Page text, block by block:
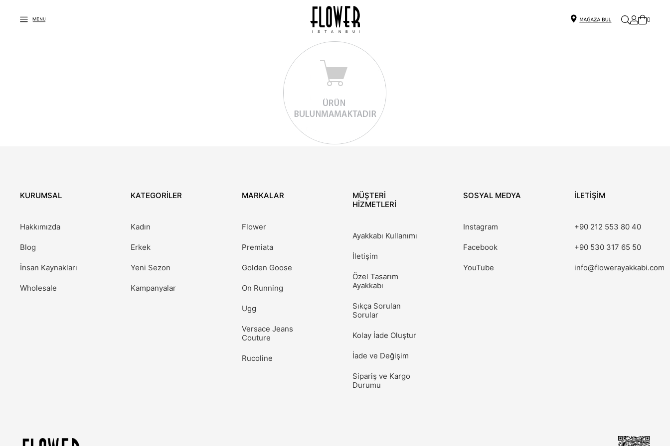
ISTANBUL
0
KURUMSAL
Hakkımızda
Blog
İnsan Kaynakları
Wholesale
KATEGORİLER
Kadın
Erkek
Yeni Sezon
Kampanyalar
MARKALAR
Flower
Premiata
Golden Goose
On Running
Ugg
Versace Jeans
Couture
Rucoline
MÜŞTERİ
HİZMETLERİ
Ayakkabı Kullanımı
İletişim
Özel Tasarım
Ayakkabı
Sıkça Sorulan
Sorular
Kolay İade Oluştur
İade ve Değişim
Sipariş ve Kargo
Durumu
SOSYAL MEDYA
Instagram
Facebook
YouTube
İLETİŞİM
+90 212 553 80 40
+90 530 317 65 50
info@flowerayakkabi.com